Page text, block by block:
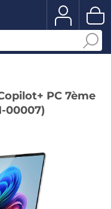
PC 7ème
00007)